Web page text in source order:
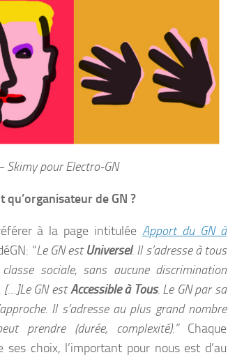
Skimy pour Electro-GN
de GN ?
à la page intituléeApport du GN à
“Le GN estUniversel. Il s’adresse à tous
sociale, sans aucune discrimination
[…]Le GN estAccessible à Tous. Le GN par sa
Il s’adresse au plus grand nombre
prendre (durée, complexité).” Chaque
choix, l’important pour nous est d’au